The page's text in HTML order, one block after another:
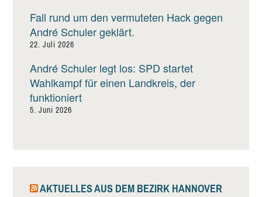
Fall rund um den vermuteten Hack gegen
André Schuler geklärt.
22. Juli 2026
André Schuler legt los: SPD startet
Wahlkampf für einen Landkreis, der
funktioniert
5. Juni 2026
AKTUELLES AUS DEM BEZIRK HANNOVER